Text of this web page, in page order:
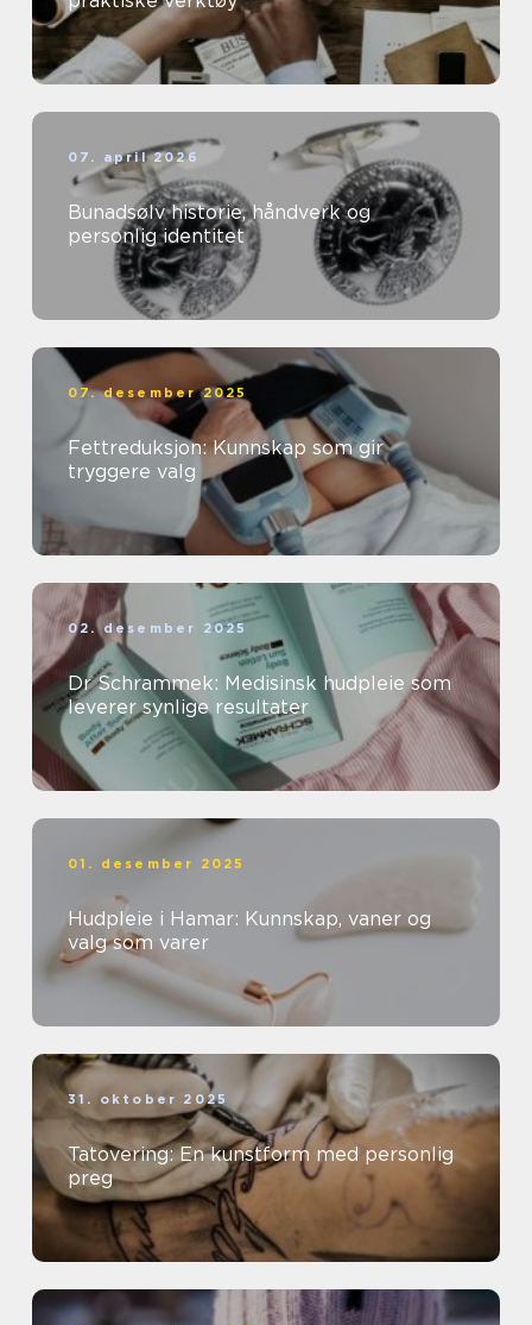
07. april 2026
Bunadsølv historie, håndverk og
personlig identitet
07. desember 2025
Fettreduksjon: Kunnskap som gir
tryggere valg
02. desember 2025
Dr Schrammek: Medisinsk hudpleie som
leverer synlige resultater
01. desember 2025
Hudpleie i Hamar: Kunnskap, vaner og
valg som varer
31. oktober 2025
Tatovering: En kunstform med personlig
preg